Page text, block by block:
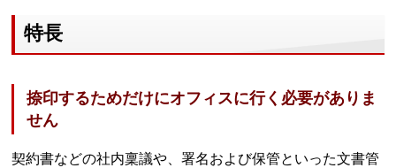
特長
捺印するためだけにオフィスに行く必要がありま
せん
契約書などの社内稟議や、署名および保管といった文書管